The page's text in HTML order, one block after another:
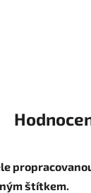
štítkem.